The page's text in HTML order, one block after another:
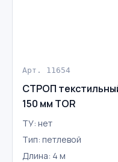
Арт. 11654
СТРОП
150 мм TOR
ТУ: нет
Тип: петлевой
Длина: 4 м